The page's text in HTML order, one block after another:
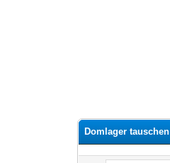
Domlager tauschen